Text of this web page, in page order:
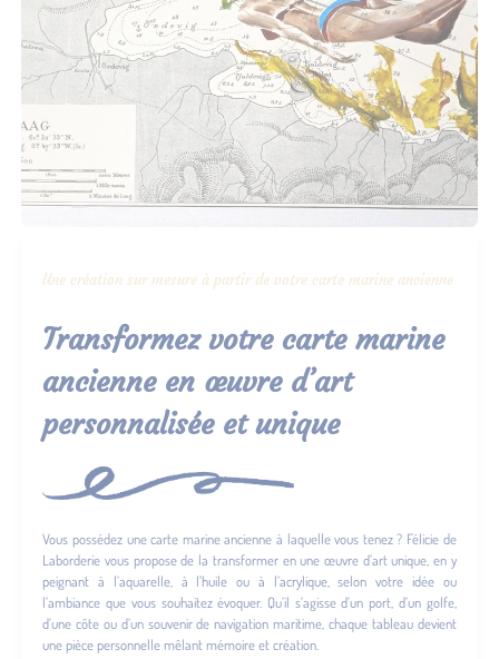
Une création sur mesure à partir de votre carte marine ancienne
Transformez votre carte marine
ancienne en œuvre d’art
personnalisée et unique
Vous possédez une carte marine ancienne à laquelle vous tenez ? Félicie de
Laborderie vous propose de la transformer en une œuvre d’art unique, en y
peignant à l’aquarelle, à l’huile ou à l’acrylique, selon votre idée ou
l’ambiance que vous souhaitez évoquer. Qu’il s’agisse d’un port, d’un golfe,
d’une côte ou d’un souvenir de navigation maritime, chaque tableau devient
une pièce personnelle mêlant mémoire et création.